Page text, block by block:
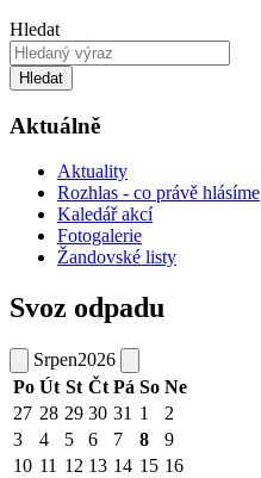
Hledat
Hledat
Aktuálně
Aktuality
Rozhlas - co právě hlásíme
Kaledář akcí
Fotogalerie
Žandovské listy
Svoz odpadu
Srpen2026
Po Út St Čt Pá So Ne
27 28 29 30 31 1
2
3
4 5 6 7 8
9
10 11 12 13 14 15 16